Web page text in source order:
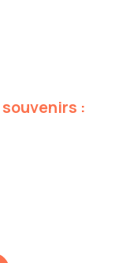
souvenirs :